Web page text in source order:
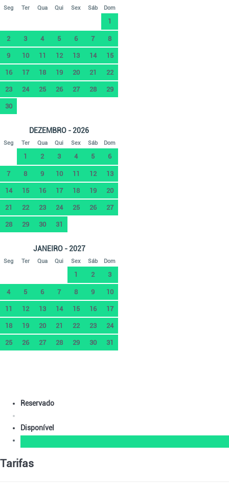
Seg Ter Qua Qui Sex Sáb Dom
1
2 3 4 5 6 7 8
9 10 11 12 13 14 15
16 17 18 19 20 21 22
23 24 25 26 27 28 29
30
DEZEMBRO - 2026
Seg Ter Qua Qui Sex Sáb Dom
1 2 3 4 5 6
7 8 9 10 11 12 13
14 15 16 17 18 19 20
21 22 23 24 25 26 27
28 29 30 31
JANEIRO - 2027
Seg Ter Qua Qui Sex Sáb Dom
1 2 3
4 5 6 7 8 9 10
11 12 13 14 15 16 17
18 19 20 21 22 23 24
25 26 27 28 29 30 31
Reservado
Disponível
Tarifas